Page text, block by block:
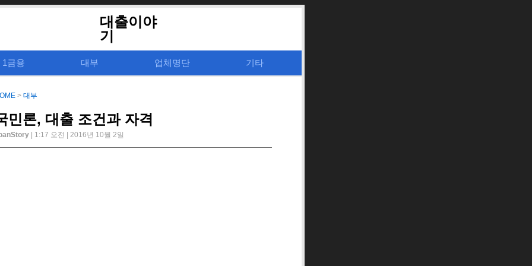
대출이야
기
1금융 대부 업체명단 기타
> 대부
민론, 대출 조건과 자격
| 1:17 오전 | 2016년 10월 2일